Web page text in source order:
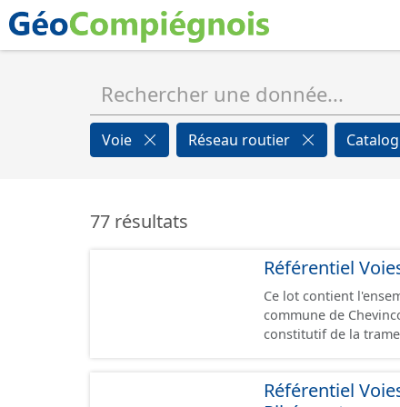
Voie Réseau routier
77 résultats
Référentiel
Ce lot contient
commune de Chevincourt sous
constitutif de la
topologiques : les
Référentiel